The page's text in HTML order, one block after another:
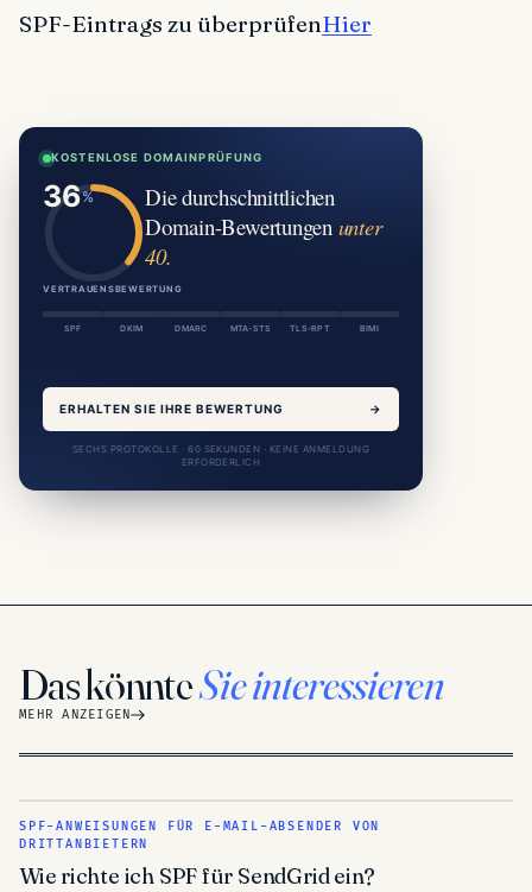
SPF-Eintrags zu überprüfenHier
KOSTENLOSE DOMAINPRÜFUNG
VERTRAUENSBEWERTUNG
Die durchschnittlichen
Domain-Bewertungen unter
40.
SPF DKIM DMARC MTA-STS TLS-RPT BIMI
ERHALTEN SIE IHRE BEWERTUNG →
SECHS PROTOKOLLE · 60 SEKUNDEN · KEINE ANMELDUNG
ERFORDERLICH
Das könnteSie interessieren
MEHR ANZEIGEN
SPF-ANWEISUNGEN FÜR E-MAIL-ABSENDER VON
DRITTANBIETERN
Wie richte ich SPF für SendGrid ein?